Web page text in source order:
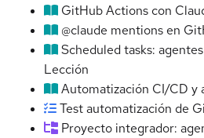
GitHub Actions con
@claude mentions en
Scheduled tasks:
Lección
Automatización CI/CD y
Test automatización de
Proyecto integrador: